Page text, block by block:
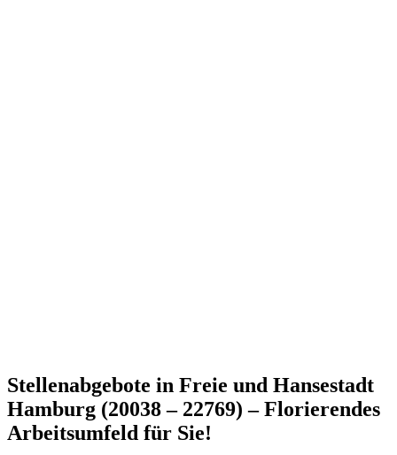
Stellenabgebote in Freie und Hansestadt
Hamburg (20038 – 22769) – Florierendes
Arbeitsumfeld für Sie!